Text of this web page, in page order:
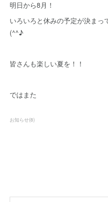
明日から8月！
いろいろと休みの予定が決まっ
(^^♪
皆さんも楽しい夏を！！
ではまた
お知らせ(8)